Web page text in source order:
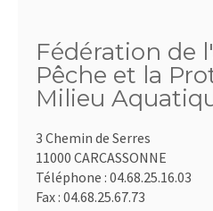
Fédération de
Pêche et la
Milieu
3 Chemin de Serres
11000 CARCASSONNE
Téléphone : 04.68.25.16.03
Fax : 04.68.25.67.73